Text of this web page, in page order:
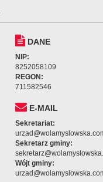
DANE
NIP:
8252058109
REGON:
711582546
E-MAIL
Sekretariat:
Sekretarz gminy:
Wójt gminy: